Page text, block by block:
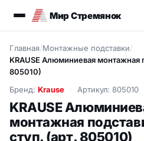
Мир Стремянок
Главная/Монтажные подставки/
KRAUSE Алюминиевая монтажная
805010)
Бренд: Krause Артикул: 805010
KRAUSE
монтажная
ступ. (арт. 805010)